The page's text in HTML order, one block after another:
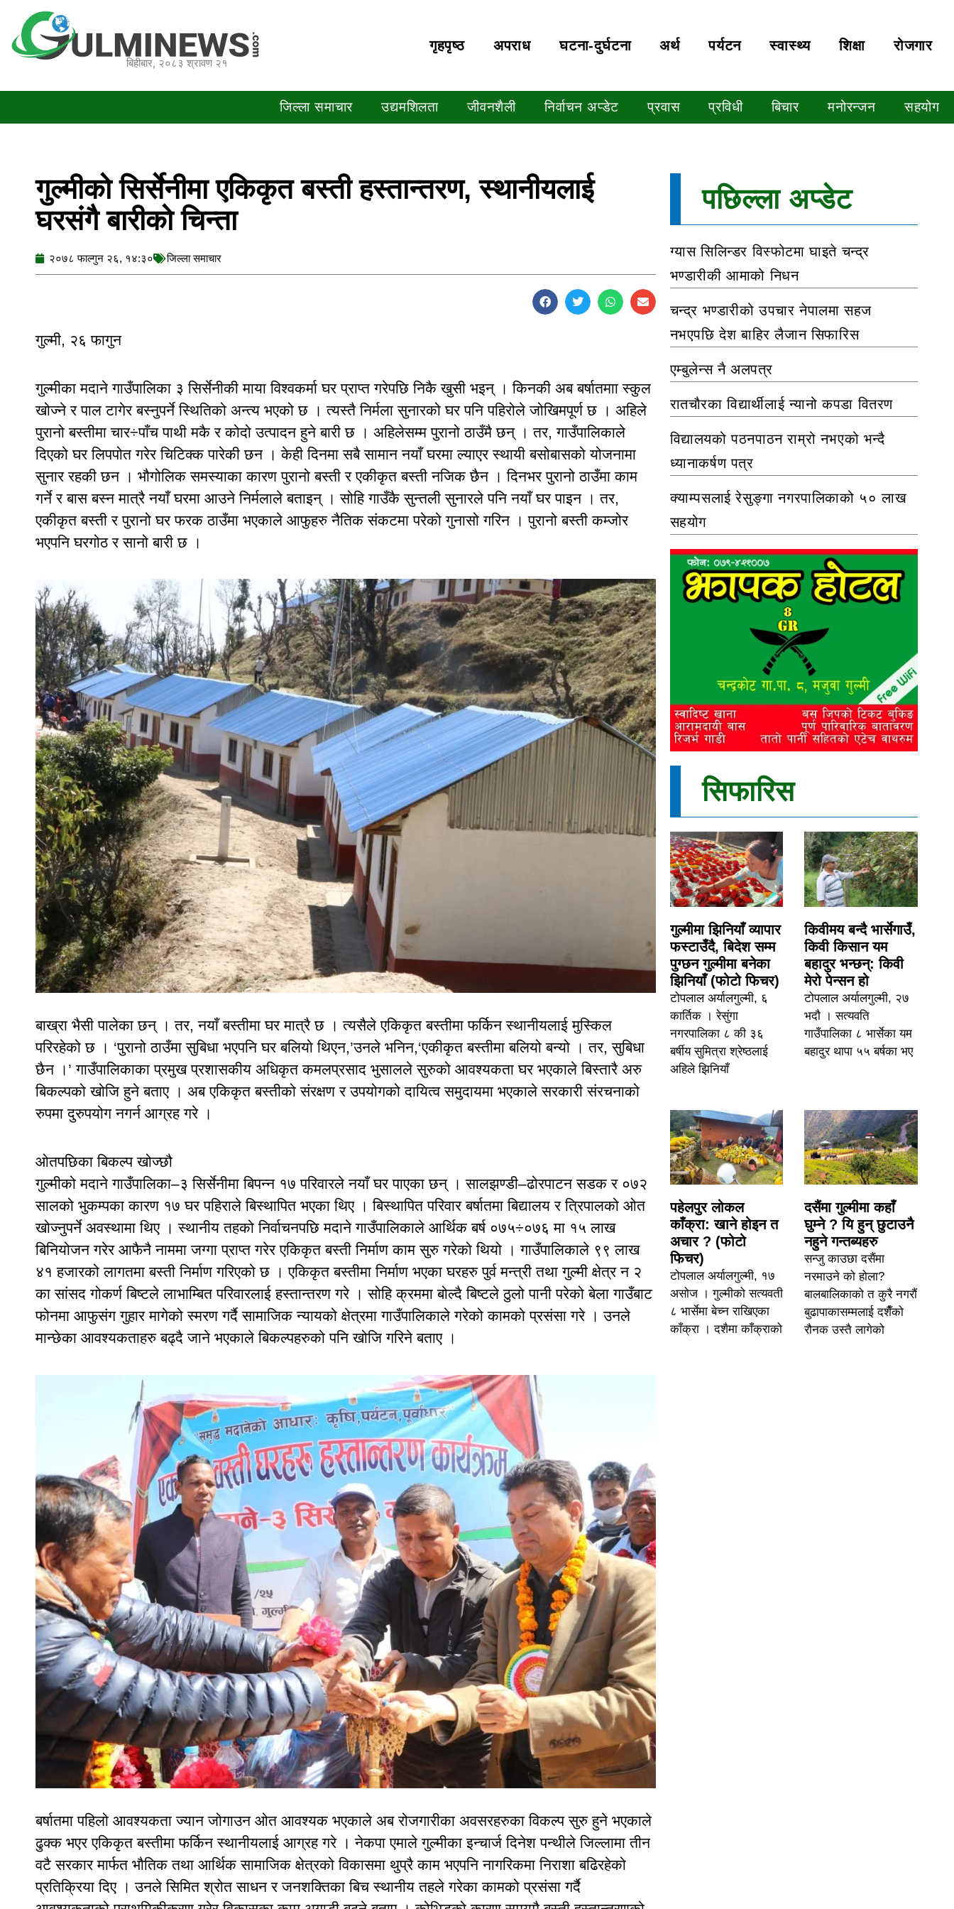
content
बिहीबार, २०८३ श्रावण २१
गृहपृष्‍ठ अपराध घटना-दुर्घटना अर्थ पर्यटन स्वास्थ्य शिक्षा रोजगार
जिल्ला समाचार उद्यमशिलता जीवनशैली निर्वाचन अप्डेट प्रवास प्रविधी बिचार मनोरन्जन सहयोग
गुल्मीको सिर्सेनीमा एकिकृत बस्ती हस्तान्तरण, स्थानीयलाई
घरसंगै बारीको चिन्ता
२०७८ फाल्गुन २६, १४:३० जिल्ला समाचार
गुल्मी, २६ फागुन
गुल्मीका मदाने गाउँपालिका ३ सिर्सेनीकी माया विश्वकर्मा घर प्राप्त गरेपछि निकै खुसी भइन् । किनकी अब बर्षातमाा स्कुल
खोज्ने र पाल टागेर बस्नुपर्ने स्थितिको अन्त्य भएको छ । त्यस्तै निर्मला सुनारको घर पनि पहिरोले जोखिमपूर्ण छ । अहिले
पुरानो बस्तीमा चार÷पाँच पाथी मकै र कोदो उत्पादन हुने बारी छ । अहिलेसम्म पुरानो ठाउँमै छन् । तर, गाउँपालिकाले
दिएको घर लिपपोत गरेर चिटिक्क पारेकी छन । केही दिनमा सबै सामान नयाँ घरमा ल्याएर स्थायी बसोबासको योजनामा
सुनार रहकी छन । भौगोलिक समस्याका कारण पुरानो बस्ती र एकीकृत बस्ती नजिक छैन । दिनभर पुरानो ठाउँमा काम
गर्ने र बास बस्न मात्रै नयाँ घरमा आउने निर्मलाले बताइन् । सोहि गाउँकै सुन्तली सुनारले पनि नयाँ घर पाइन । तर,
एकीकृत बस्ती र पुरानो घर फरक ठाउँमा भएकाले आफुहरु नैतिक संकटमा परेको गुनासो गरिन । पुरानो बस्ती कम्जोर
भएपनि घरगोठ र सानो बारी छ ।
बाख्रा भैसी पालेका छन् । तर, नयाँ बस्तीमा घर मात्रै छ । त्यसैले एकिकृत बस्तीमा फर्किन स्थानीयलाई मुस्किल
परिरहेको छ । ‘पुरानो ठाउँमा सुबिधा भएपनि घर बलियो थिएन,’उनले भनिन,‘एकीकृत बस्तीमा बलियो बन्यो । तर, सुबिधा
छैन ।’ गाउँपालिकाका प्रमुख प्रशासकीय अधिकृत कमलप्रसाद भुसालले सुरुको आवश्यकता घर भएकाले बिस्तारै अरु
बिकल्पको खोजि हुने बताए । अब एकिकृत बस्तीको संरक्षण र उपयोगको दायित्व समुदायमा भएकाले सरकारी संरचनाको
रुपमा दुरुपयोग नगर्न आग्रह गरे ।
ओतपछिका बिकल्प खोज्छौ
गुल्मीको मदाने गाउँपालिका–३ सिर्सेनीमा बिपन्न १७ परिवारले नयाँ घर पाएका छन् । सालझण्डी–ढोरपाटन सडक र ०७२
सालको भुकम्पका कारण १७ घर पहिराले बिस्थापित भएका थिए । बिस्थापित परिवार बर्षातमा बिद्यालय र त्रिपालको ओत
खोज्नुपर्ने अवस्थामा थिए । स्थानीय तहको निर्वाचनपछि मदाने गाउँपालिकाले आर्थिक बर्ष ०७५÷०७६ मा १५ लाख
बिनियोजन गरेर आफैनै नाममा जग्गा प्राप्त गरेर एकिकृत बस्ती निर्माण काम सुरु गरेको थियो । गाउँपालिकाले ९९ लाख
४१ हजारको लागतमा बस्ती निर्माण गरिएको छ । एकिकृत बस्तीमा निर्माण भएका घरहरु पुर्व मन्त्री तथा गुल्मी क्षेत्र न २
का सांसद गोकर्ण बिष्टले लाभाम्बित परिवारलाई हस्तान्तरण गरे । सोहि क्रममा बोल्दै बिष्टले ठुलो पानी परेको बेला गाउँबाट
फोनमा आफुसंग गुहार मागेको स्मरण गर्दै सामाजिक न्यायको क्षेत्रमा गाउँपालिकाले गरेको कामको प्रसंसा गरे । उनले
मान्छेका आवश्यकताहरु बढ्दै जाने भएकाले बिकल्पहरुको पनि खोजि गरिने बताए ।
बर्षातमा पहिलो आवश्यकता ज्यान जोगाउन ओत आवश्यक भएकाले अब रोजगारीका अवसरहरुका विकल्प सुरु हुने भएकाले
ढुक्क भएर एकिकृत बस्तीमा फर्किन स्थानीयलाई आग्रह गरे । नेकपा एमाले गुल्मीका इन्चार्ज दिनेश पन्थीले जिल्लामा तीन
वटै सरकार मार्फत भौतिक तथा आर्थिक सामाजिक क्षेत्रको विकासमा थुप्रै काम भएपनि नागरिकमा निराशा बढिरहेको
प्रतिक्रिया दिए । उनले सिमित श्रोत साधन र जनशक्तिका बिच स्थानीय तहले गरेका कामको प्रसंसा गर्दै
पछिल्ला अप्डेट
ग्यास सिलिन्डर विस्फोटमा घाइते चन्द्र
भण्डारीकी आमाको निधन
चन्द्र भण्डारीको उपचार नेपालमा सहज
नभएपछि देश बाहिर लैजान सिफारिस
एम्बुलेन्स नै अलपत्र
रातचौरका विद्यार्थीलाई न्यानो कपडा वितरण
विद्यालयको पठनपाठन राम्रो नभएको भन्दै
ध्यानाकर्षण पत्र
क्याम्पसलाई रेसुङ्गा नगरपालिकाको ५० लाख
सहयोग
सिफारिस
गुल्मीमा झिनियाँ व्यापार
फस्टाउँदै, बिदेश सम्म
पुग्छन गुल्मीमा बनेका
झिनियाँ (फोटो फिचर)
टोपलाल अर्यालगुल्मी, ६
कार्तिक । रेसुंगा
नगरपालिका ८ की ३६
बर्षीय सुमित्रा श्रेष्ठलाई
अहिले झिनियाँ
किवीमय बन्दै भार्सेगाउँ,
किवी किसान यम
बहादुर भन्छन्: किवी
मेरो पेन्सन हो
टोपलाल अर्यालगुल्मी, २७
भदौ । सत्यवति
गाउँपालिका ८ भार्सेका यम
बहादुर थापा ५५ बर्षका भए
पहेलपुर लोकल
काँक्रा: खाने होइन त
अचार ? (फोटो
फिचर)
टोपलाल अर्यालगुल्मी, १७
असोज । गुल्मीको सत्यवती
८ भार्सेमा बेच्न राखिएका
काँक्रा । दशैमा काँक्राको
दसैंमा गुल्मीमा कहाँ
घुम्ने ? यि हुन् छुटाउनै
नहुने गन्तब्यहरु
सन्जु काउछा दसैंमा
नरमाउने को होला?
बालबालिकाको त कुरै नगरौं
बुढापाकासम्मलाई दशैँको
रौनक उस्तै लागेको